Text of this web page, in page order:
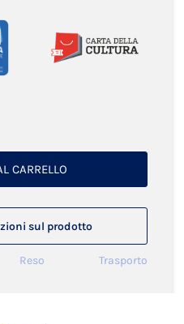
CARRELLO
sul prodotto
Reso Trasporto